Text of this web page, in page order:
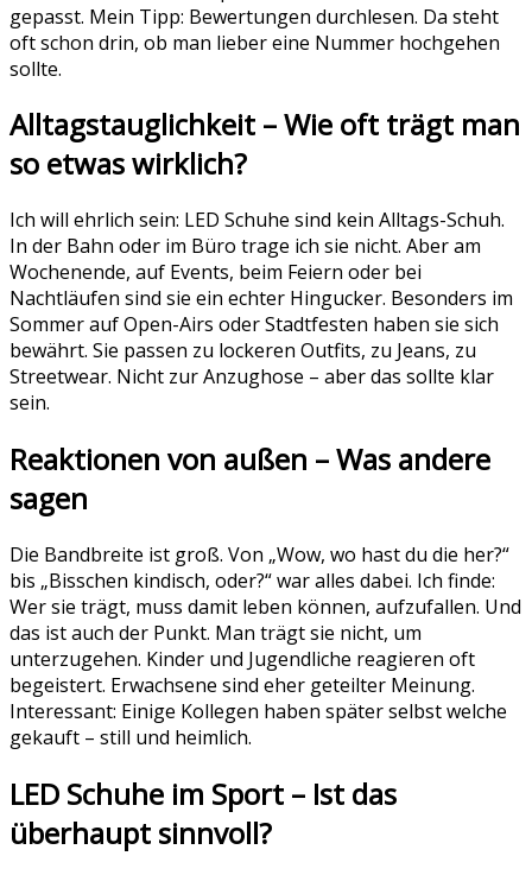
gepasst. Mein Tipp: Bewertungen durchlesen. Da steht
oft schon drin, ob man lieber eine Nummer hochgehen
sollte.
Alltagstauglichkeit – Wie oft trägt man
so etwas wirklich?
Ich will ehrlich sein: LED Schuhe sind kein Alltags-Schuh.
In der Bahn oder im Büro trage ich sie nicht. Aber am
Wochenende, auf Events, beim Feiern oder bei
Nachtläufen sind sie ein echter Hingucker. Besonders im
Sommer auf Open-Airs oder Stadtfesten haben sie sich
bewährt. Sie passen zu lockeren Outfits, zu Jeans, zu
Streetwear. Nicht zur Anzughose – aber das sollte klar
sein.
Reaktionen von außen – Was andere
sagen
Die Bandbreite ist groß. Von „Wow, wo hast du die her?“
bis „Bisschen kindisch, oder?“ war alles dabei. Ich finde:
Wer sie trägt, muss damit leben können, aufzufallen. Und
das ist auch der Punkt. Man trägt sie nicht, um
unterzugehen. Kinder und Jugendliche reagieren oft
begeistert. Erwachsene sind eher geteilter Meinung.
Interessant: Einige Kollegen haben später selbst welche
gekauft – still und heimlich.
LED Schuhe im Sport – Ist das
überhaupt sinnvoll?